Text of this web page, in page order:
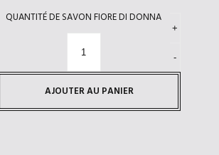
QUANTITÉ DE SAVON FIORE DI DONNA
AJOUTER AU PANIER